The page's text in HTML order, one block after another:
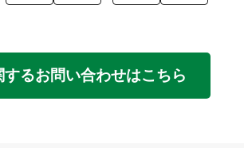
するお問い合わせはこちら